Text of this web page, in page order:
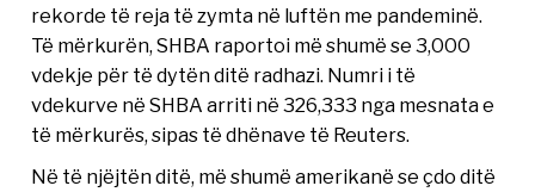
rekorde të reja të zymta në luftën me pandeminë.
Të mërkurën, SHBA raportoi më shumë se 3,000
vdekje për të dytën ditë radhazi. Numri i të
vdekurve në SHBA arriti në 326,333 nga mesnata e
të mërkurës, sipas të dhënave të Reuters.
Në të njëjtën ditë, më shumë amerikanë se çdo ditë